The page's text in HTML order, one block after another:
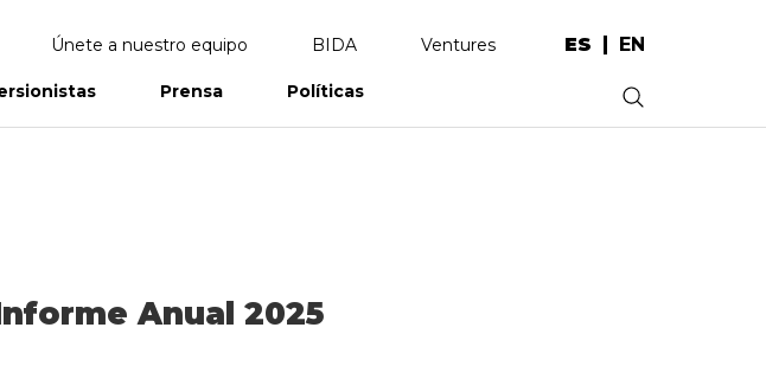
Únete a nuestro equipo BIDA Ventures ES EN
Prensa Políticas .
Anual 2025